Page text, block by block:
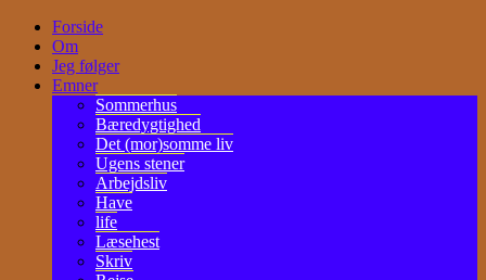
Forside
Om
Jeg følger
Emner
Sommerhus
Bæredygtighed
Det (mor)somme liv
Ugens stener
Arbejdsliv
Have
life
Læsehest
Skriv